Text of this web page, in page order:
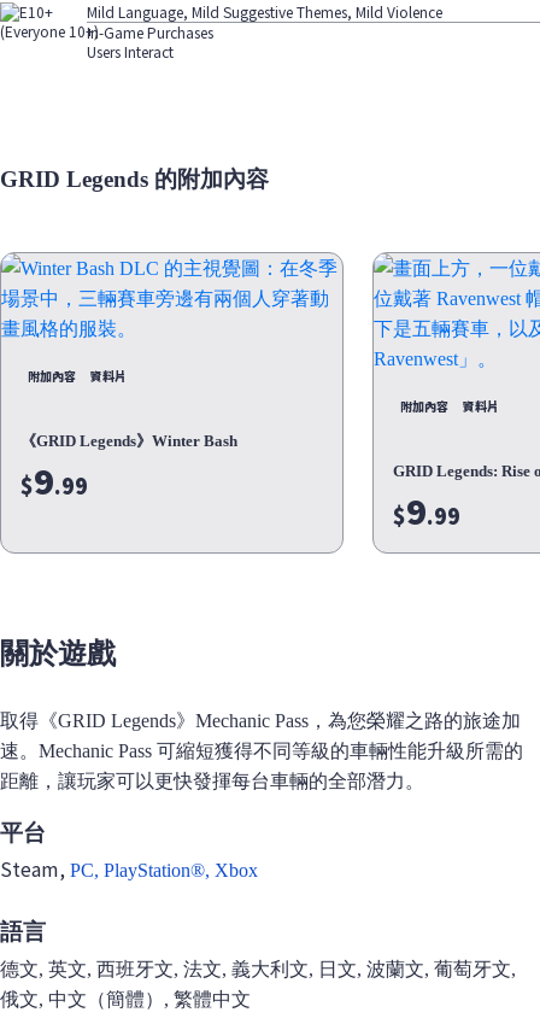
Mild Language, Mild Suggestive Themes, Mild Violence
In-Game Purchases
Users Interact
GRID Legends 的附加內容
附加內容 資料片
《GRID Legends》Winter Bash
$9.99
附加內容 資料片
GRID Legends: Rise
$9.99
關於遊戲
取得《GRID Legends》Mechanic Pass，為您榮耀之路的旅途加
速。Mechanic Pass 可縮短獲得不同等級的車輛性能升級所需的
距離，讓玩家可以更快發揮每台車輛的全部潛力。
平台
Steam, PC, PlayStation®, Xbox
語言
德文, 英文, 西班牙文, 法文, 義大利文, 日文, 波蘭文, 葡萄牙文,
俄文, 中文（簡體）, 繁體中文